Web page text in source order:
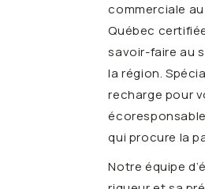
commerciale
Québec
savoir-faire au
la région.
recharge pour
qui procure la
Notre équipe